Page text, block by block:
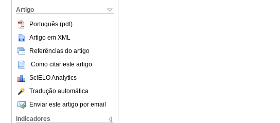
Artigo
Português (pdf)
Artigo em XML
Referências do artigo
Como citar este artigo
SciELO Analytics
Tradução automática
Enviar este artigo por email
Indicadores